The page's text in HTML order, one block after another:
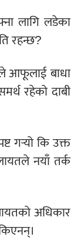
लागि लडेका
रहन्छ?
आफूलाई बाधा
रहेको दाबी
गर्‍यो कि उक्त
नयाँ तर्क
अधिकार